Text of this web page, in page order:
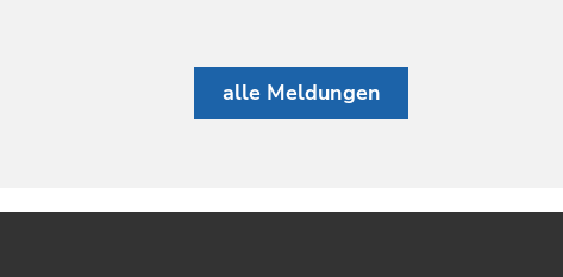
alle Meldungen